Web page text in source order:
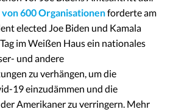
600 Organisationenforderte am
elected Joe Biden und Kamala
im Weißen Haus ein nationales
und andere
zu verhängen, um die
19 einzudämmen und die
Amerikaner zu verringern. Mehr